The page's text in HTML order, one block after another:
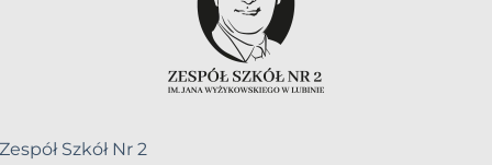
Zespół Szkół Nr 2